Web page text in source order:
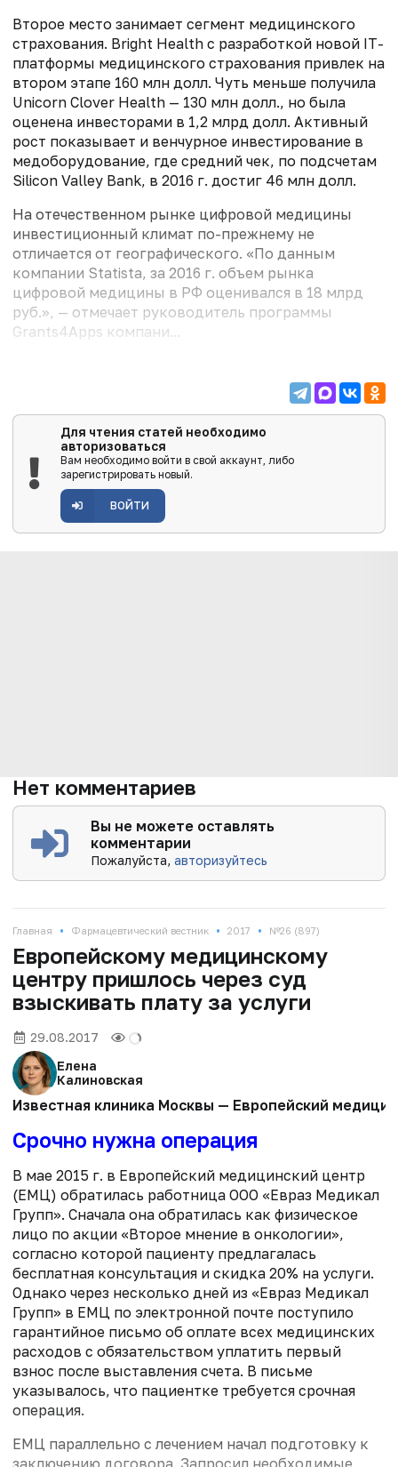
Второе место занимает сегмент медицинского
страхования. Bright Health с разработкой новой IТ-
платформы медицинского страхования привлек на
втором этапе 160 млн долл. Чуть меньше получила
Unicorn Clover Health — 130 млн долл., но была
оценена инвесторами в 1,2 млрд долл. Активный
рост показывает и венчурное инвестирование в
медоборудование, где средний чек, по подсчетам
Silicon Valley Bank, в 2016 г. достиг 46 млн долл.
На отечественном рынке цифровой медицины
инвестиционный климат по-прежнему не
отличается от географического. «По данным
компании Statista, за 2016 г. объем рынка
цифровой медицины в РФ оценивался в 18 млрд
руб.», — отмечает руководитель программы
Grants4Apps компани...
Для чтения статей необходимо
авторизоваться
Вам необходимо войти в свой аккаунт, либо
зарегистрировать новый.
ВОЙТИ
Нет комментариев
Вы не можете оставлять
комментарии
Пожалуйста,авторизуйтесь
Главная • Фармацевтический вестник • 2017 • №26 (897)
Европейскому медицинскому
центру пришлось через суд
взыскивать плату за услуги
29.08.2017
Елена
Калиновская
Известная клиника Москвы — Европейский
Срочно нужна операция
В мае 2015 г. в Европейский медицинский центр
(ЕМЦ) обратилась работница ООО «Евраз Медикал
Групп». Сначала она обратилась как физическое
лицо по акции «Второе мнение в онкологии»,
согласно которой пациенту предлагалась
бесплатная консультация и скидка 20% на услуги.
Однако через несколько дней из «Евраз Медикал
Групп» в ЕМЦ по электронной почте поступило
гарантийное письмо об оплате всех медицинских
расходов с обязательством уплатить первый
взнос после выставления счета. В письме
указывалось, что пациентке требуется срочная
операция.
ЕМЦ параллельно с лечением начал подготовку к
заключению договора. Запросил необходимые